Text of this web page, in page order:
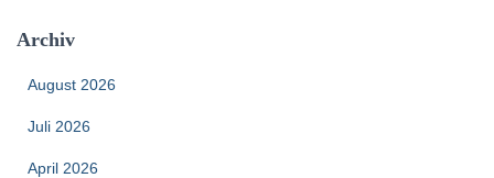
Archiv
August 2026
Juli 2026
April 2026